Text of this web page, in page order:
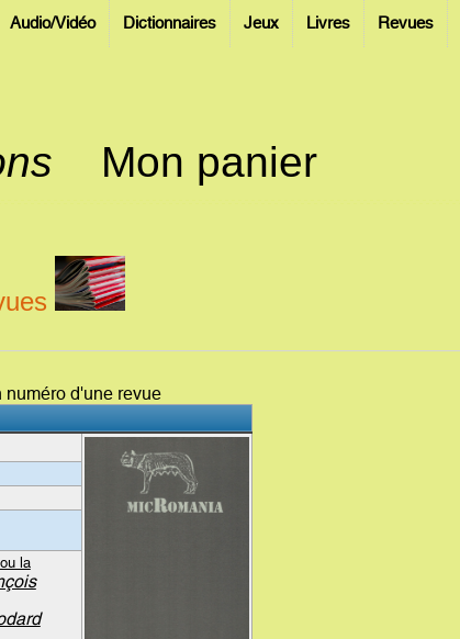
Audio/Vidéo Dictionnaires Jeux Livres Revues
Mon panier
d'une revue
la